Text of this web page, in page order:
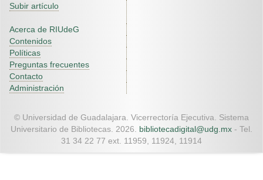
Subir artículo
Acerca de RIUdeG
Contenidos
Políticas
Preguntas frecuentes
Contacto
Administración
© Universidad de Guadalajara. Vicerrectoría Ejecutiva. Sistema
Universitario de Bibliotecas. 2026. bibliotecadigital@udg.mx - Tel.
31 34 22 77 ext. 11959, 11924, 11914